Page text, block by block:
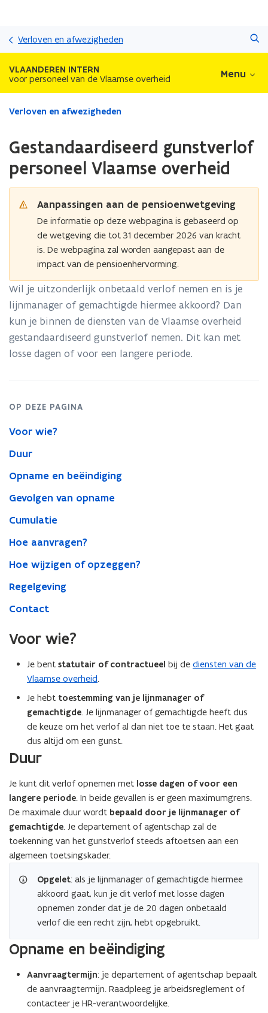
inhoud
Verloven en afwezigheden
VLAANDEREN INTERN
voor personeel van de Vlaamse overheid Menu
Gedaan
zich
op:
Gestandaardiseerd
gunstverlof
personeel
Verloven en afwezigheden
Gestandaardiseerd gunstverlof
personeel Vlaamse overheid
Aanpassingen aan de pensioenwetgeving
De informatie op deze webpagina is gebaseerd op
de wetgeving die tot 31 december 2026 van kracht
is. De webpagina zal worden aangepast aan de
impact van de pensioenhervorming.
Wil je uitzonderlijk onbetaald verlof nemen en is je
lijnmanager of gemachtigde hiermee akkoord? Dan
kun je binnen de diensten van de Vlaamse overheid
gestandaardiseerd gunstverlof nemen. Dit kan met
losse dagen of voor een langere periode.
OP DEZE PAGINA
Voor wie?
Duur
Opname en beëindiging
Gevolgen van opname
Cumulatie
Hoe aanvragen?
Hoe wijzigen of opzeggen?
Regelgeving
Contact
Voor wie?
Je bent statutair of contractueel bij de diensten van de
Vlaamse overheid.
Je hebt toestemming van je lijnmanager of
gemachtigde. Je lijnmanager of gemachtigde heeft dus
de keuze om het verlof al dan niet toe te staan. Het gaat
dus altijd om een gunst.
Duur
Je kunt dit verlof opnemen met losse dagen of voor een
langere periode. In beide gevallen is er geen maximumgrens.
De maximale duur wordt bepaald door je lijnmanager of
gemachtigde. Je departement of agentschap zal de
toekenning van het gunstverlof steeds aftoetsen aan een
algemeen toetsingskader.
Opgelet: als je lijnmanager of gemachtigde hiermee
akkoord gaat, kun je dit verlof met losse dagen
opnemen zonder dat je de 20 dagen onbetaald
verlof die een recht zijn, hebt opgebruikt.
Opname en beëindiging
Aanvraagtermijn: je departement of agentschap bepaalt
de aanvraagtermijn. Raadpleeg je arbeidsreglement of
contacteer je HR-verantwoordelijke.